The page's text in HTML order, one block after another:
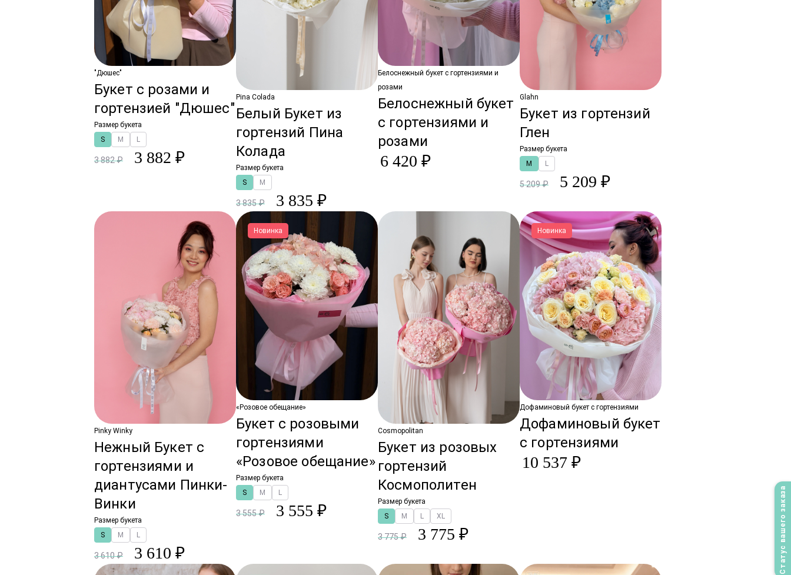
Статус вашего заказа
"Дюшес"
Букет с розами и
гортензией "Дюшес"
Размер букета
S
M L
3 882 ₽ 3 882 ₽
Pina Colada
Белый Букет из
гортензий Пина
Колада
Размер букета
S
M
3 835 ₽ 3 835 ₽
Белоснежный букет с гортензиями и
розами
Белоснежный букет
с гортензиями и
розами
6 420 ₽
Glahn
Букет из гортензий
Глен
Размер букета
M
L
5 209 ₽ 5 209 ₽
Pinky Winky
Нежный Букет с
гортензиями и
диантусами Пинки-
Винки
Размер букета
S
M L
3 610 ₽ 3 610 ₽
Новинка
«Розовое обещание»
Букет с розовыми
гортензиями
«Розовое обещание»
Размер букета
S
M L
3 555 ₽ 3 555 ₽
Cosmopolitan
Букет из розовых
гортензий
Космополитен
Размер букета
S
M L XL
3 775 ₽ 3 775 ₽
Новинка
Дофаминовый букет с гортензиями
Дофаминовый букет
с гортензиями
10 537 ₽